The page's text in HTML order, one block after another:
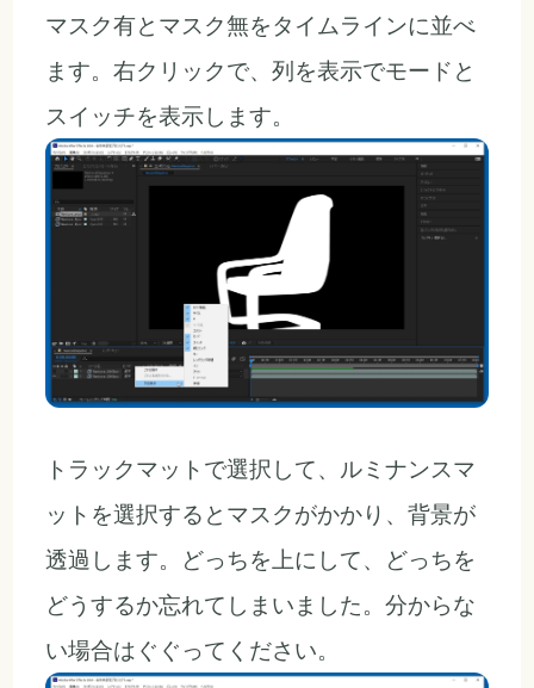
マスク有とマスク無をタイムラインに並べ
ます。右クリックで、列を表示でモードと
スイッチを表示します。
トラックマットで選択して、ルミナンスマ
ットを選択するとマスクがかかり、背景が
透過します。どっちを上にして、どっちを
どうするか忘れてしまいました。分からな
い場合はぐぐってください。